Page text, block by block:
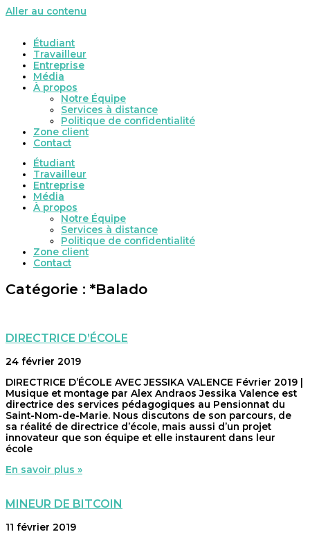
Aller au contenu
Étudiant
Travailleur
Entreprise
Média
À propos
Notre Équipe
Services à distance
Politique de confidentialité
Zone client
Contact
Étudiant
Travailleur
Entreprise
Média
À propos
Notre Équipe
Services à distance
Politique de confidentialité
Zone client
Contact
Catégorie : *Balado
DIRECTRICE D’ÉCOLE
24 février 2019
DIRECTRICE D’ÉCOLE AVEC JESSIKA VALENCE Février 2019 |
Musique et montage par Alex Andraos Jessika Valence est
directrice des services pédagogiques au Pensionnat du
Saint-Nom-de-Marie. Nous discutons de son parcours, de
sa réalité de directrice d’école, mais aussi d’un projet
innovateur que son équipe et elle instaurent dans leur
école
En savoir plus »
MINEUR DE BITCOIN
11 février 2019